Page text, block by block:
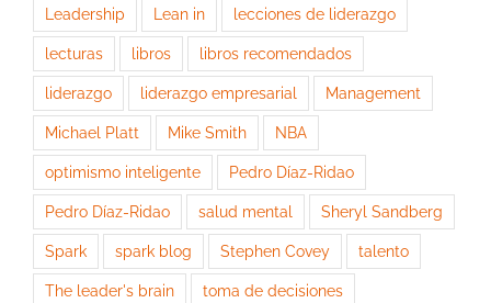
Leadership Lean in lecciones de liderazgo
lecturas libros libros recomendados
liderazgo liderazgo empresarial Management
Michael Platt Mike Smith NBA
optimismo inteligente Pedro Díaz-Ridao
Pedro Díaz-Ridao salud mental Sheryl Sandberg
Spark spark blog Stephen Covey talento
The leader's brain toma de decisiones